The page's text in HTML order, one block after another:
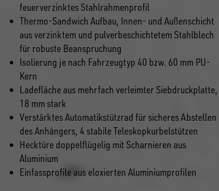
feuerverzinktes Stahlrahmenprofil
Thermo-Sandwich Aufbau, Innen- und Außenschicht
aus verzinktem und pulverbeschichtetem Stahlblech
für robuste Beanspruchung
Isolierung je nach Fahrzeugtyp 40 bzw. 60 mm PU-
Kern
Ladefläche aus mehrfach verleimter Siebdruckplatte,
18 mm stark
Verstärktes Automatikstützrad für sicheres Abstellen
des Anhängers, 4 stabile Teleskopkurbelstützen
Hecktüre doppelflügelig mit Scharnieren aus
Aluminium
Einfassprofile aus eloxierten Aluminiumprofilen